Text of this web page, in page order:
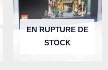
choisies
EN RUPTURE DE
STOCK